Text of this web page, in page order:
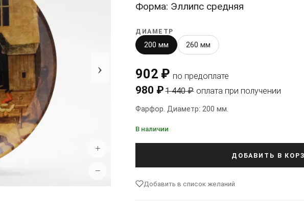
›
+
−
Форма: Эллипс средняя
ДИАМЕТР
200 мм 260 мм
902 ₽ по предоплате
980 ₽1 440 ₽ оплата при получении
Фарфор. Диаметр: 200 мм.
В наличии
ДОБАВИТЬ В
Добавить в список желаний